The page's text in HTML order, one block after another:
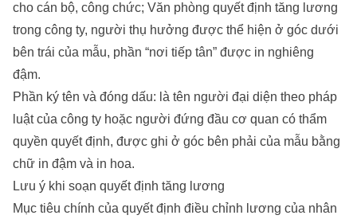
cho cán bộ, công chức; Văn phòng quyết định tăng lương
trong công ty, người thụ hưởng được thể hiện ở góc dưới
bên trái của mẫu, phần “nơi tiếp tân” được in nghiêng
đậm.
Phần ký tên và đóng dấu: là tên người đại diện theo pháp
luật của công ty hoặc người đứng đầu cơ quan có thẩm
quyền quyết định, được ghi ở góc bên phải của mẫu bằng
chữ in đậm và in hoa.
Lưu ý khi soạn quyết định tăng lương
Mục tiêu chính của quyết định điều chỉnh lương của nhân